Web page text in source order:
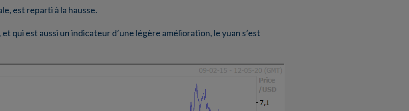
est reparti à la hausse.
qui est aussi un indicateur d’une légère amélioration, le yuan s’est